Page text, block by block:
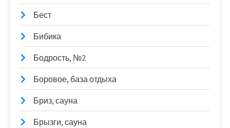
Бест
Бибика
Бодрость, №2
Боровое, база отдыха
Бриз, сауна
Брызги, сауна